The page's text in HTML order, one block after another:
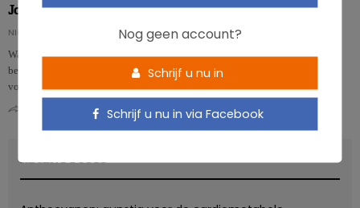
Jongvolwassenen zijn kampioenen in voedselverspilling
NICOLAS ROUSSEAU
Waarom verspillen jonge volwassenen zo veel voedsel? Te weinig
bewustwording op de campus is een deel van het probleem rond
voedselverspilling.…
RECENT POSTS
Nog geen account?
Schrijf u nu in
Schrijf u nu in via Facebook